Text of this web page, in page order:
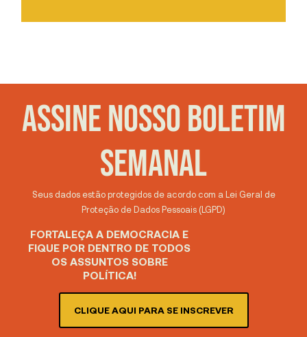
ASSINE NOSSO BOLETIM
SEMANAL
Seus dados estão protegidos de acordo com a Lei Geral de
Proteção de Dados Pessoais (LGPD)
FORTALEÇA A DEMOCRACIA E
FIQUE POR DENTRO DE TODOS
OS ASSUNTOS SOBRE
POLÍTICA!
CLIQUE AQUI PARA SE INSCREVER